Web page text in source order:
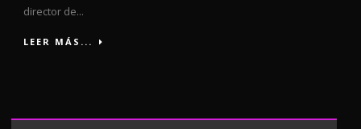
director de...
LEER MÁS...